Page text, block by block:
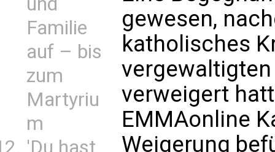
Familie
auf – bis
zum
Martyriu
m
'Du hast
gewesen,
katholisches
vergewaltigten
verweigert
EMMAonline
Weigerung